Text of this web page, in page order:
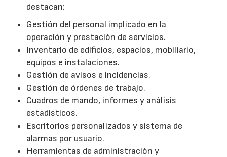
destacan:
Gestión del personal implicado en la
operación y prestación de servicios.
Inventario de edificios, espacios, mobiliario,
equipos e instalaciones.
Gestión de avisos e incidencias.
Gestión de órdenes de trabajo.
Cuadros de mando, informes y análisis
estadísticos.
Escritorios personalizados y sistema de
alarmas por usuario.
Herramientas de administración y